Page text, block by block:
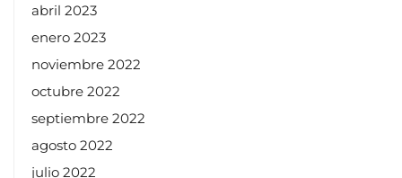
abril 2023
enero 2023
noviembre 2022
octubre 2022
septiembre 2022
agosto 2022
julio 2022